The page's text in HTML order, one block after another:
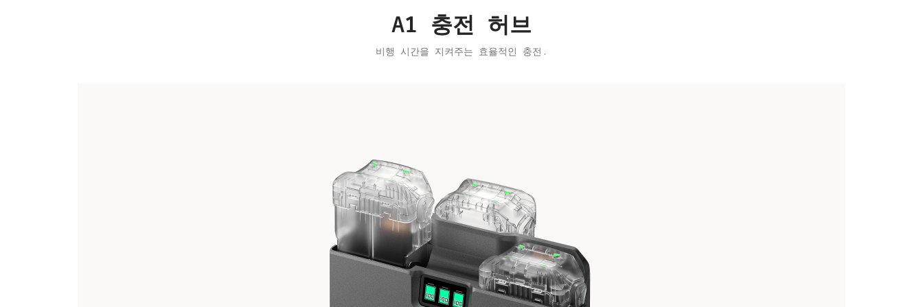
A1 충전 허브
비행 시간을 지켜주는 효율적인 충전.